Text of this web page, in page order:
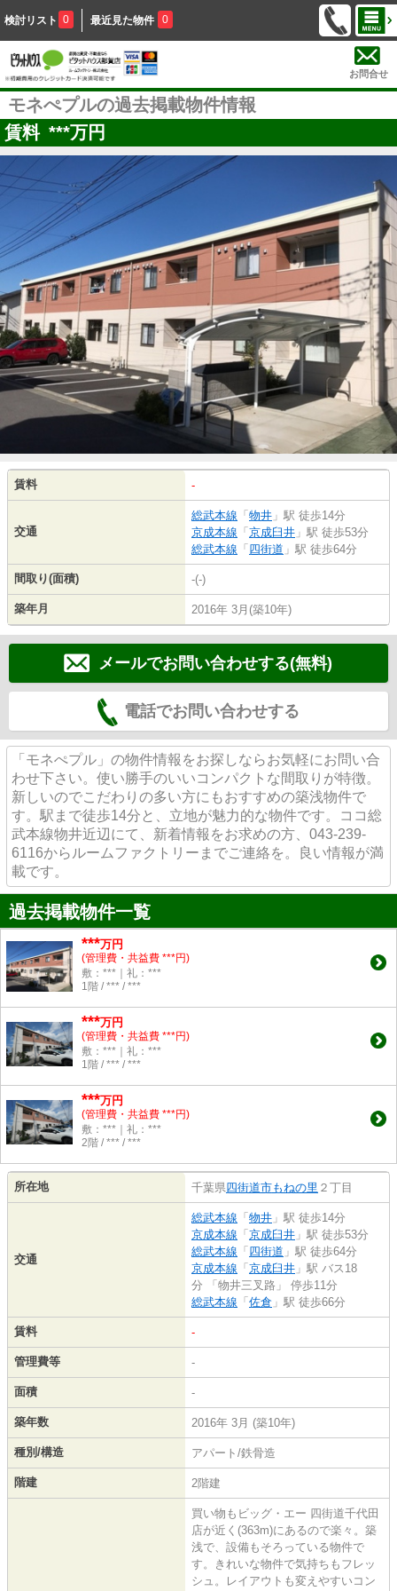
検討リスト 0 最近見た物件 0
お問合せ
モネぺプルの過去掲載物件情報
賃料 ***万円
賃料 -
交通
総武本線 「 物井 」駅 徒歩14分
京成本線 「 京成臼井 」駅 徒歩53分
総武本線 「 四街道 」駅 徒歩64分
間取り(面積) -(-)
築年月 2016年 3月(築10年)
メールでお問い合わせする(無料)
電話でお問い合わせする
「モネぺプル」の物件情報をお探しならお気軽にお問い合
わせ下さい。使い勝手のいいコンパクトな間取りが特徴。
新しいのでこだわりの多い方にもおすすめの築浅物件で
す。駅まで徒歩14分と、立地が魅力的な物件です。ココ総
武本線物井近辺にて、新着情報をお求めの方、043-239-
6116からルームファクトリーまでご連絡を。良い情報が満
載です。
過去掲載物件一覧
***万円
(管理費・共益費 ***円)
敷：***｜礼：***
1階 / *** / ***
***万円
(管理費・共益費 ***円)
敷：***｜礼：***
1階 / *** / ***
***万円
(管理費・共益費 ***円)
敷：***｜礼：***
2階 / *** / ***
所在地 千葉県四街道市もねの里 ２丁目
交通
総武本線 「 物井 」駅 徒歩14分
京成本線 「 京成臼井 」駅 徒歩53分
総武本線 「 四街道 」駅 徒歩64分
京成本線 「 京成臼井 」駅 バス18
分 「物井三叉路」 停歩11分
総武本線 「 佐倉 」駅 徒歩66分
賃料 -
管理費等 -
面積 -
築年数 2016年 3月 (築10年)
種別/構造 アパート/鉄骨造
階建 2階建
買い物もビッグ・エー 四街道千代田
店が近く(363m)にあるので楽々。築
浅で、設備もそろっている物件で
す。きれいな物件で気持ちもフレッ
シュ。レイアウトも変えやすいコン